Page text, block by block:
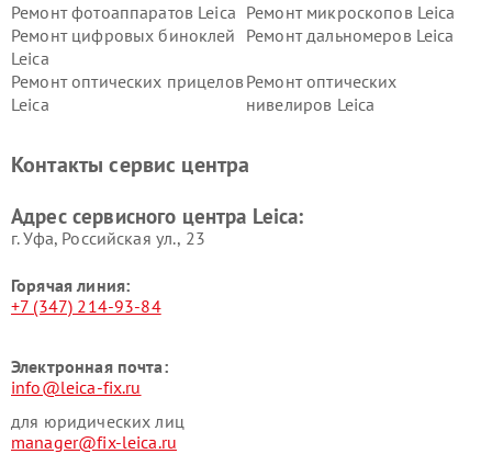
Ремонт фотоаппаратов Leica Ремонт микроскопов Leica
Ремонт цифровых биноклей
Leica
Ремонт дальномеров Leica
Ремонт оптических прицелов
Leica
Ремонт оптических
нивелиров Leica
Контакты сервис центра
Адрес сервисного центра Leica:
г. Уфа, Российская ул., 23
Горячая линия:
+7 (347) 214-93-84
Электронная почта:
info@leica-fix.ru
для юридических лиц
manager@fix-leica.ru